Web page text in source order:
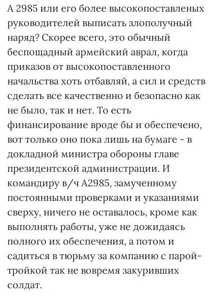
А 2985 или его более высокопоставленых
руководителей выписать злополучный
наряд? Скорее всего, это обычный
беспощадный армейский аврал, когда
приказов от высокопоставленного
начальства хоть отбавляй, а сил и средств
сделать все качественно и безопасно как
не было, так и нет. То есть
финансирование вроде бы и обеспечено,
вот только оно пока лишь на бумаге - в
докладной министра обороны главе
президентской администрации. И
командиру в/ч А2985, замученному
постоянными проверками и указаниями
сверху, ничего не оставалось, кроме как
выполнять работы, уже не дожидаясь
полного их обеспечения, а потом и
садиться в тюрьму за компанию с парой-
тройкой так не вовремя закуривших
солдат.